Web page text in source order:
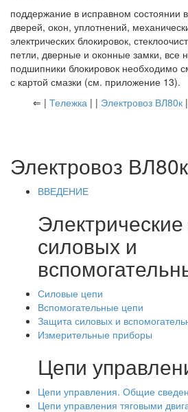
поддержание в исправном состоянии
дверей, окон, уплотнений,
электрических блокировок,
петли, дверные и оконные замки, все
подшипники блокировок необходимо
с картой смазки (см. приложение 13).
⇐ | Тележка| | Электровоз ВЛ80к|
Электровоз ВЛ80к
ВВЕДЕНИЕ
силовых и
Силовые цепи
Вспомогательные цепи
Защита силовых и
Измерительные приборы
Цепи
Цепи управления. Общие
Цепи управления тяговыми